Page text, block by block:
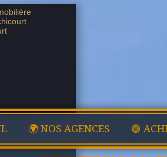
🌍 NOS AGENCES 🟢